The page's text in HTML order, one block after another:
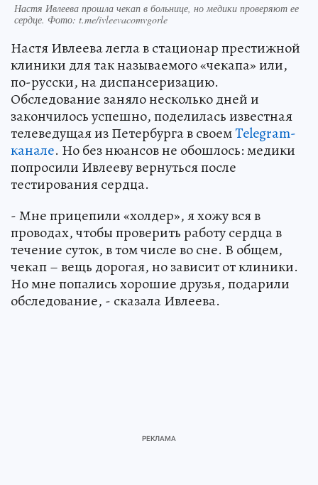
Настя Ивлеева прошла чекап в больнице, но медики проверяют ее
сердце. Фото: t.me/ivleevacomvgorle
Настя Ивлеева легла в стационар престижной
клиники для так называемого «чекапа» или,
по-русски, на диспансеризацию.
Обследование заняло несколько дней и
закончилось успешно, поделилась известная
телеведущая из Петербурга в своемTelegram-
канале. Но без нюансов не обошлось: медики
попросили Ивлееву вернуться после
тестирования сердца.
- Мне прицепили «холдер», я хожу вся в
проводах, чтобы проверить работу сердца в
течение суток, в том числе во сне. В общем,
чекап – вещь дорогая, но зависит от клиники.
Но мне попались хорошие друзья, подарили
обследование, - сказала Ивлеева.